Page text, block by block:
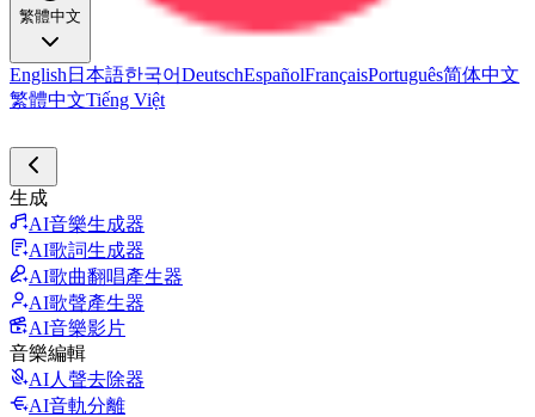
繁體中文
English 日本語한국어DeutschEspañolFrançaisPortuguês简体中文
繁體中文Tiếng Việt
生成
AI音樂生成器
AI歌詞生成器
AI歌曲翻唱產生器
AI歌聲產生器
AI音樂影片
音樂編輯
AI人聲去除器
AI音軌分離